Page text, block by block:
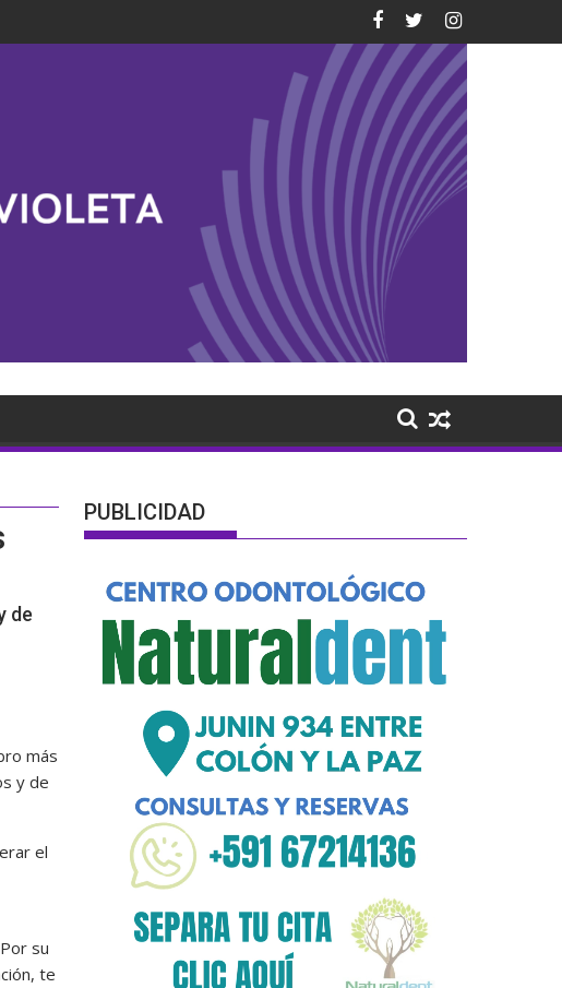
de
más
y de
el
su
te
PUBLICIDAD